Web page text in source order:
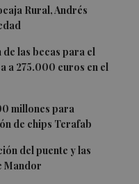
Rural, Andrés
las becas para el
a 275.000 euros en el
millones para
de chips Terafab
del puente y las
Mandor